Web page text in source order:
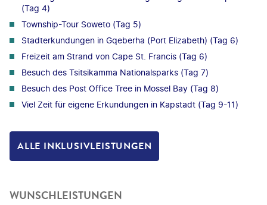
(Tag 4)
Township-Tour Soweto (Tag 5)
Stadterkundungen in Gqeberha (Port Elizabeth) (Tag 6)
Freizeit am Strand von Cape St. Francis (Tag 6)
Besuch des Tsitsikamma Nationalsparks (Tag 7)
Besuch des Post Office Tree in Mossel Bay (Tag 8)
Viel Zeit für eigene Erkundungen in Kapstadt (Tag 9-11)
ALLE INKLUSIVLEISTUNGEN
WUNSCHLEISTUNGEN